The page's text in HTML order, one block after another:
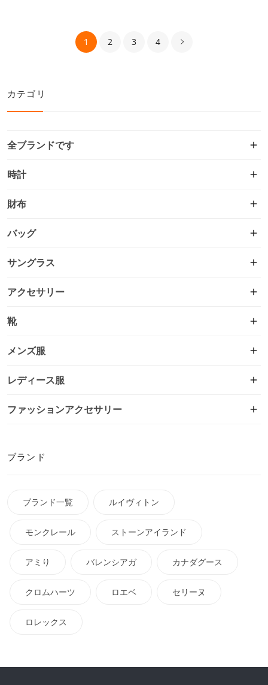
1 2 3 4
カテゴリ
全ブランドです
時計
財布
バッグ
サングラス
アクセサリー
靴
メンズ服
レディース服
ファッションアクセサリー
ブランド
ブランド一覧 ルイヴィトン
モンクレール ストーンアイランド
アミり バレンシアガ カナダグース
クロムハーツ ロエベ セリーヌ
ロレックス